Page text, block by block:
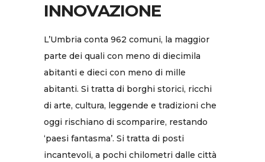
INNOVAZIONE
L’Umbria conta 962 comuni, la maggior
parte dei quali con meno di diecimila
abitanti e dieci con meno di mille
abitanti. Si tratta di borghi storici, ricchi
di arte, cultura, leggende e tradizioni che
oggi rischiano di scomparire, restando
‘paesi fantasma’. Si tratta di posti
incantevoli, a pochi chilometri dalle città